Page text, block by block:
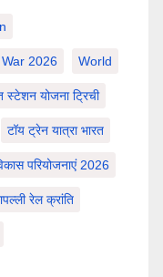
2026 World
स्टेशन योजना ट्रिची
टॉय ट्रेन यात्रा भारत
परियोजनाएं 2026
रेल क्रांति